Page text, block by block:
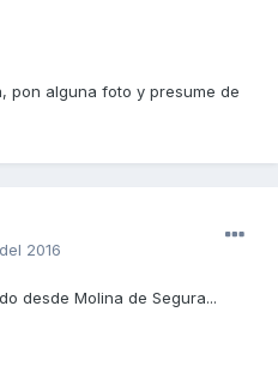
pon alguna foto y presume de
2016
desde Molina de Segura...